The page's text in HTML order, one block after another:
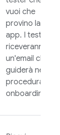
vuoi che
provino la tua
app. I tester
riceveranno
un'email che li
guiderà nella
procedura di
onboarding.